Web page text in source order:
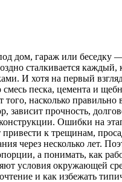
дом, гараж или беседку —
сталкивается каждый,
И хотя на первый
песка, цемента и
того, насколько правильно
зависит прочность,
Ошибки на
к трещинам,
через несколько лет.
а понимать, как
условия окружающей
и как избежать